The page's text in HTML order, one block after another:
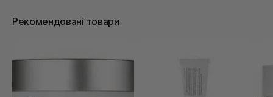
Рекомендовані товари